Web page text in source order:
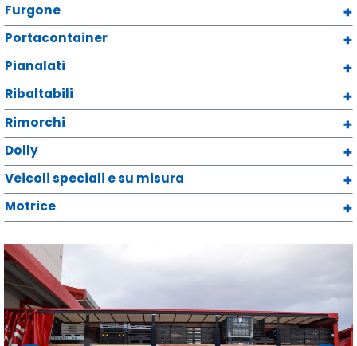
Furgone
Portacontainer
Pianalati
Ribaltabili
Rimorchi
Dolly
Veicoli speciali e su misura
Motrice